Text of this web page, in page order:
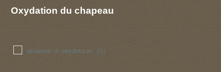
Oxydation du chapeau
absence d oxydation (1)